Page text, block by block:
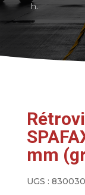
h.
mm
UGS : 830030